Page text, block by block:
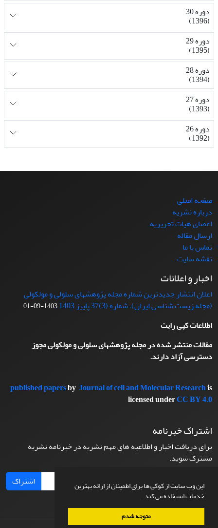
این وب سایت از کوکی ها برای اطمینان از ارائه بهترین
خدمات استفاده می کند.
متوجه شدم
دوره 30
(1396)
دوره 29
(1395)
دوره 28
(1394)
دوره 27
(1393)
دوره 26
(1392)
صفحه اصلی
درباره نشریه
اعضای هیات تحریریه
ارسال مقاله
تماس با ما
نقشه سایت
اخبار و اعلانات
اعلان انتشار جدیدترین شماره مجله پژوهشهای سلولی و مولکولی
(مجله زیست شناسی ایران)، شماره (3)37 پاییز 1403
1403-09-01
اطلاعات کپی رایت
مقالات منتشر شده در مجله پژوهشهای سلولی و مولکولی مجوز
دسترسی آزاد دارند.
published papersby Journal of cell and Molecular Researchis
licensed underCC BY 4.0
اشتراک خبرنامه
برای دریافت اخبار و اطلاعیه های مهم نشریه در خبرنامه نشریه
مشترک شوید.
اشتراک